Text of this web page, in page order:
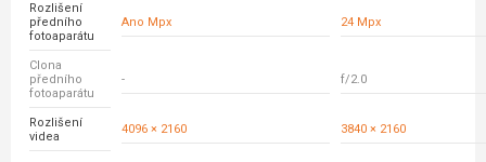
Rozlišení
předního
fotoaparátu
Ano Mpx 24 Mpx
Clona
předního
fotoaparátu
- f/2.0
Rozlišení
videa
4096 × 2160 3840 × 2160